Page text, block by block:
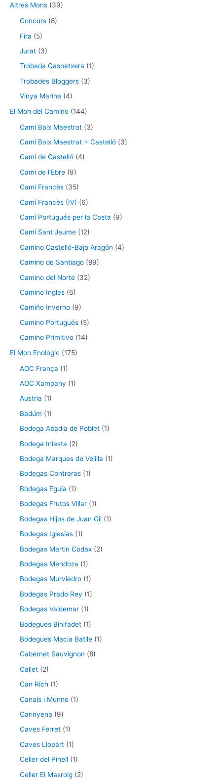
Altres Mons (39)
Concurs (8)
Fira (5)
Jurat (3)
Trobada Gaspatxera (1)
Trobades Bloggers (3)
Vinya Marina (4)
El Mon del Camino (144)
Camí Baix Maestrat (3)
Camí Baix Maestrat + Castelló (3)
Camí de Castelló (4)
Cami de l'Ebre (9)
Cami Francès (35)
Camí Francès (IV) (6)
Camí Portugués per la Costa (9)
Cami Sant Jaume (12)
Camino Castelló-Bajo Aragón (4)
Camino de Santiago (89)
Camino del Norte (32)
Camino Ingles (6)
Camiño Inverno (9)
Camino Portugués (5)
Camino Primitivo (14)
El Mon Enològic (175)
AOC França (1)
AOC Xampany (1)
Austria (1)
Badúm (1)
Bodega Abadia de Poblet (1)
Bodega Iniesta (2)
Bodega Marques de Velilla (1)
Bodegas Contreras (1)
Bodegas Eguía (1)
Bodegas Frutos Villar (1)
Bodegas Hijos de Juan Gil (1)
Bodegas Iglesias (1)
Bodegas Martin Codax (2)
Bodegas Mendoza (1)
Bodegas Murviedro (1)
Bodegas Prado Rey (1)
Bodegas Valdemar (1)
Bodegues Binifadet (1)
Bodegues Macia Batlle (1)
Cabernet Sauvignon (8)
Callet (2)
Can Rich (1)
Canals i Munne (1)
Carinyena (9)
Caves Ferret (1)
Caves Llopart (1)
Celler del Pinell (1)
Celler El Masroig (2)